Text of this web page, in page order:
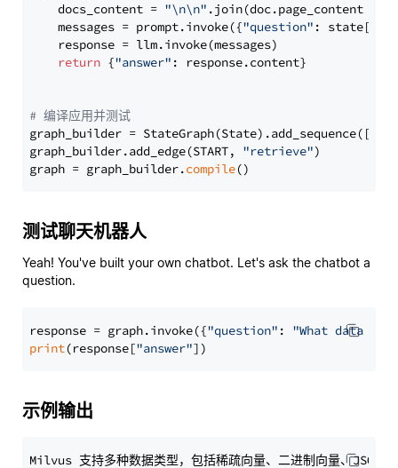
    docs_content =
"\n\n" .join(doc.page_content
    messages = prompt.invoke({
"question" : state[
    response = llm.invoke(messages)
return {"answer" : response.content}
# 编译应用并测试
graph_builder =
graph_builder.add_edge(START, "retrieve")
graph = graph_builder.compile
测试聊天机器人
Yeah! You've built your own chatbot. Let's ask the chatbot a
question.
response = graph.invoke({"question" : "What data
print(response["answer"
示例输出